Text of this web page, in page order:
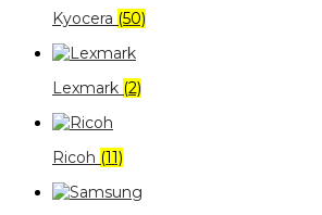
Kyocera (50)
Lexmark (2)
Ricoh (11)